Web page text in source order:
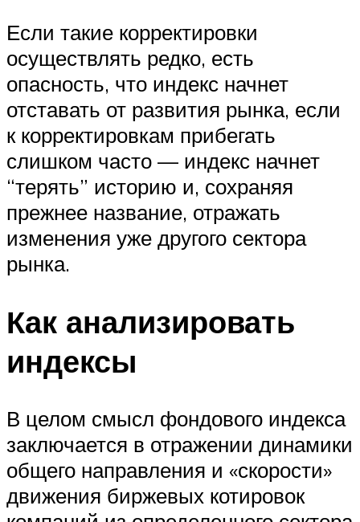
Если такие корректировки
осуществлять редко, есть
опасность, что индекс начнет
отставать от развития рынка, если
к корректировкам прибегать
слишком часто — индекс начнет
“терять” историю и, сохраняя
прежнее название, отражать
изменения уже другого сектора
рынка.
Как анализировать
индексы
В целом смысл фондового индекса
заключается в отражении динамики
общего направления и «скорости»
движения биржевых котировок